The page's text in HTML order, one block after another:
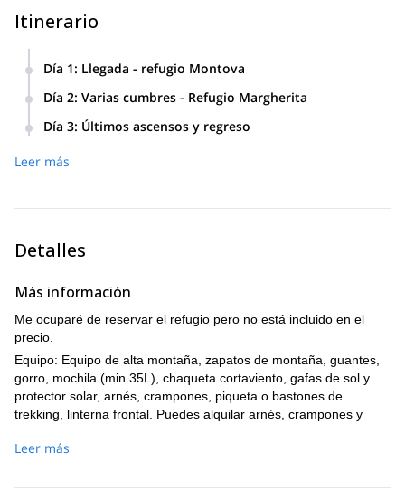
Itinerario
Día 1: Llegada - refugio Montova
PM. Subimos con el telesilla hasta Punta Indren y luego
caminamos hasta el Refugio Mantova. Cena y noche en el
D+ 230m
Día 2: Varias cumbres - Refugio Margherita
ascendemos el Balmenhorn (4167 m), Swarzhorn (4322 m)
Punta Gnifetti y el Refugio más alto de Europa: Capanna
refugio.
Duración: 6 horas
Día 3: Últimos ascensos y regreso
descendemos hasta Punta Indren y con el telesilla
Leer más
Detalles
Más información
Me ocuparé de reservar el refugio pero no está incluido en el
precio.
Equipo: Equipo de alta montaña, zapatos de montaña, guantes,
gorro, mochila (min 35L), chaqueta cortaviento, gafas de sol y
protector solar, arnés, crampones, piqueta o bastones de
trekking, linterna frontal. Puedes alquilar arnés, crampones y
Leer más